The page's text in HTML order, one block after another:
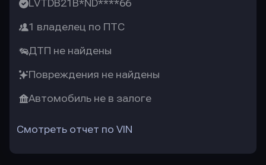
LVTDB21B*ND****66
1 владелец по ПТС
ДТП не найдены
Повреждения не найдены
Автомобиль не в залоге
Смотреть отчет по VIN